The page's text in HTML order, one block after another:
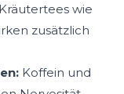
wie
zusätzlich
Koffein und